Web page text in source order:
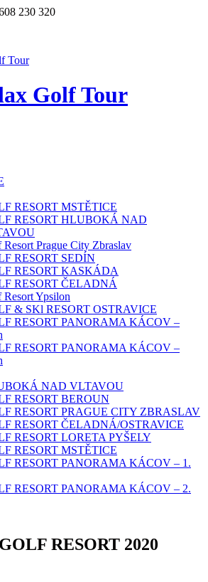
230 320
Golf Tour
RESORT MSTĚTICE
RESORT HLUBOKÁ NAD
Resort Prague City Zbraslav
RESORT SEDÍN
RESORT KASKÁDA
RESORT ČELADNÁ
Resort Ypsilon
& SKl RESORT OSTRAVICE
RESORT PANORAMA KÁCOV –
RESORT PANORAMA KÁCOV –
NAD VLTAVOU
RESORT BEROUN
RESORT PRAGUE CITY ZBRASLAV
RESORT ČELADNÁ/OSTRAVICE
RESORT LORETA PYŠELY
RESORT MSTĚTICE
RESORT PANORAMA KÁCOV – 1.
RESORT PANORAMA KÁCOV – 2.
RESORT 2020